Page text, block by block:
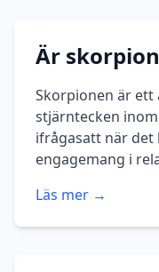
Är
Skorpionen är ett
stjärntecken
ifrågasatt när
engagemang i
Läs mer →